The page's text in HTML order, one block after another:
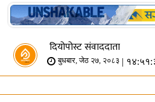
दियोपोस्ट संवाददाता
बुधबार, जेठ २७, २०८३ |